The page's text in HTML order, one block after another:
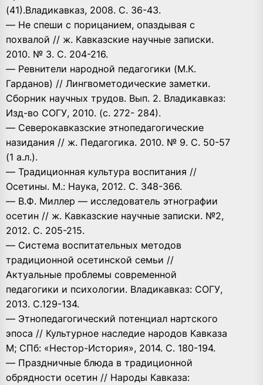
(41).Владикавказ, 2008. С. 36-43.
— Не спеши с порицанием, опаздывая с
похвалой // ж. Кавказские научные записки.
2010. № 3. С. 204-216.
— Ревнители народной педагогики (М.К.
Гарданов) // Лингвометодические заметки.
Сборник научных трудов. Вып. 2. Владикавказ:
Изд-во СОГУ, 2010. (с. 272- 284).
— Северокавказские этнопедагогические
назидания // ж. Педагогика. 2010. № 9. С. 50-57
(1 а.л.).
— Традиционная культура воспитания //
Осетины. М.: Наука, 2012. С. 348-366.
— В.Ф. Миллер — исследователь этнографии
осетин // ж. Кавказские научные записки. №2,
2012. С. 205-215.
— Система воспитательных методов
традиционной осетинской семьи //
Актуальные проблемы современной
педагогики и психологии. Владикавказ: СОГУ,
2013. С.129-134.
— Этнопедагогический потенциал нартского
эпоса // Культурное наследие народов Кавказа
М; СПб: «Нестор-История», 2014. С. 180-194.
— Праздничные блюда в традиционной
обрядности осетин // Народы Кавказа: